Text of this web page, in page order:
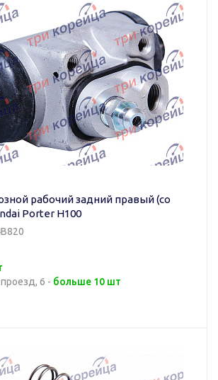
рабочий задний правый (со
Porter H100
6 - больше 10 шт